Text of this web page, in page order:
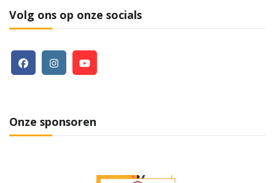
Volg ons op onze socials
Onze sponsoren